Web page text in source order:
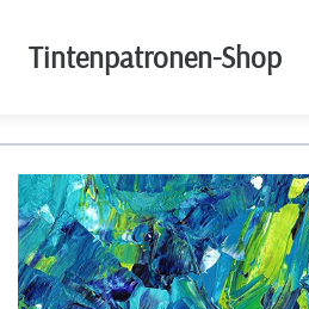
Tintenpatronen-Shop